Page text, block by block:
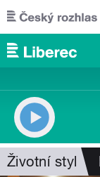
Přejít k hlavnímu
Životní styl